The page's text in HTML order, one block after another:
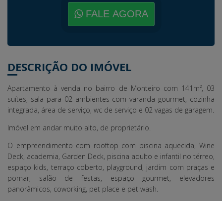
FALE AGORA
DESCRIÇÃO DO IMÓVEL
Apartamento à venda no bairro de Monteiro com 141m², 03
suítes, sala para 02 ambientes com varanda gourmet, cozinha
integrada, área de serviço, wc de serviço e 02 vagas de garagem.
Imóvel em andar muito alto, de proprietário.
O empreendimento com rooftop com piscina aquecida, Wine
Deck, academia, Garden Deck, piscina adulto e infantil no térreo,
espaço kids, terraço coberto, playground, jardim com praças e
pomar, salão de festas, espaço gourmet, elevadores
panorâmicos, coworking, pet place e pet wash.